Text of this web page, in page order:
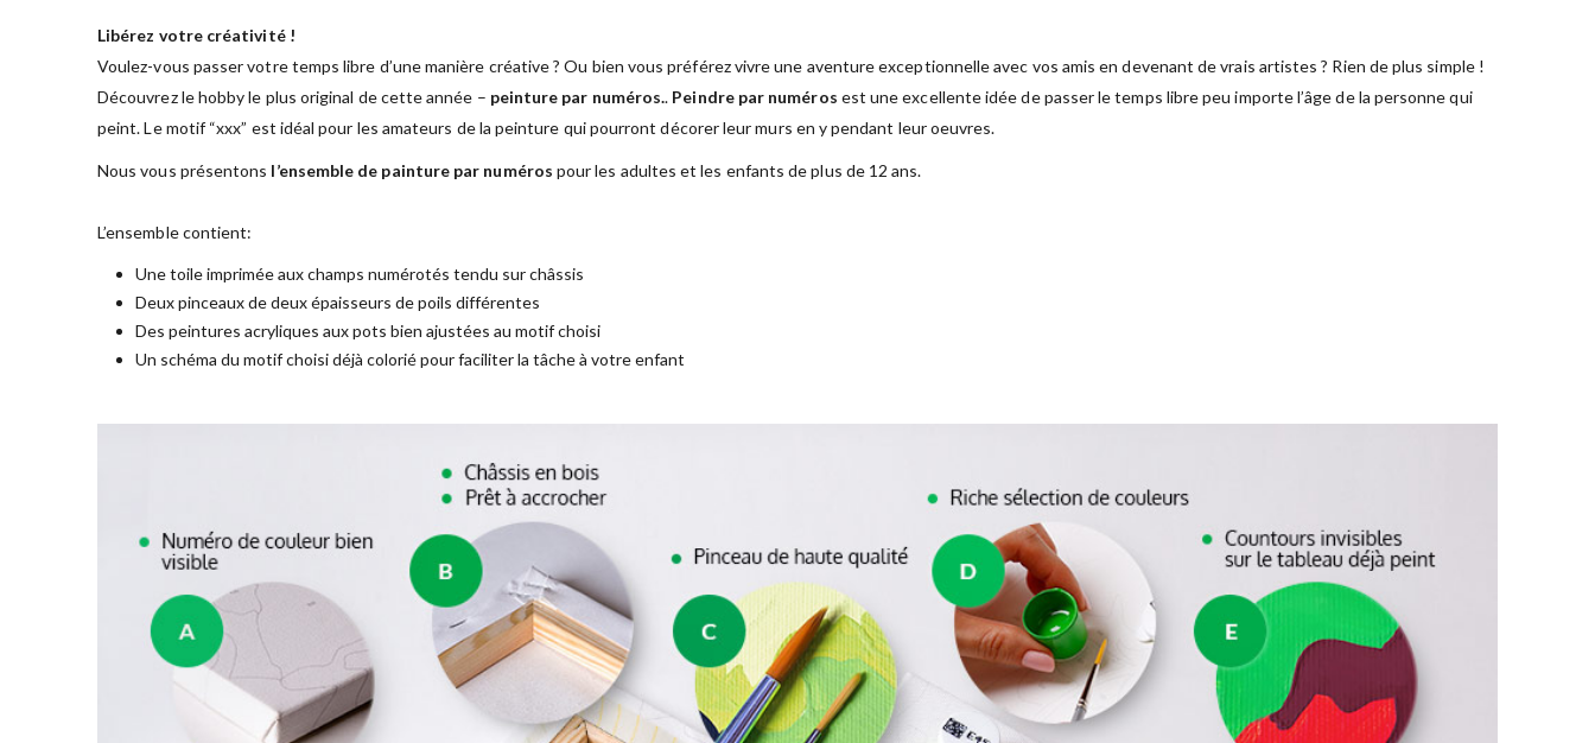
Libérez votre créativité !
Voulez-vous passer votre temps libre d’une manière créative ? Ou bien vous préférez vivre une aventure exceptionnelle avec vos amis en devenant de vrais artistes ? Rien de plus simple !
Découvrez le hobby le plus original de cette année – peinture par numéros.. Peindre par numéros est une excellente idée de passer le temps libre peu importe l’âge de la personne qui
peint. Le motif “xxx” est idéal pour les amateurs de la peinture qui pourront décorer leur murs en y pendant leur oeuvres.
Nous vous présentons l’ensemble de painture par numéros pour les adultes et les enfants de plus de 12 ans.
L’ensemble contient:
Une toile imprimée aux champs numérotés tendu sur châssis
Deux pinceaux de deux épaisseurs de poils différentes
Des peintures acryliques aux pots bien ajustées au motif choisi
Un schéma du motif choisi déjà colorié pour faciliter la tâche à votre enfant